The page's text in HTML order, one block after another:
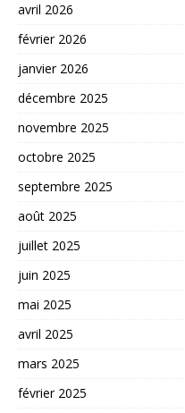
avril 2026
février 2026
janvier 2026
décembre 2025
novembre 2025
octobre 2025
septembre 2025
août 2025
juillet 2025
juin 2025
mai 2025
avril 2025
mars 2025
février 2025